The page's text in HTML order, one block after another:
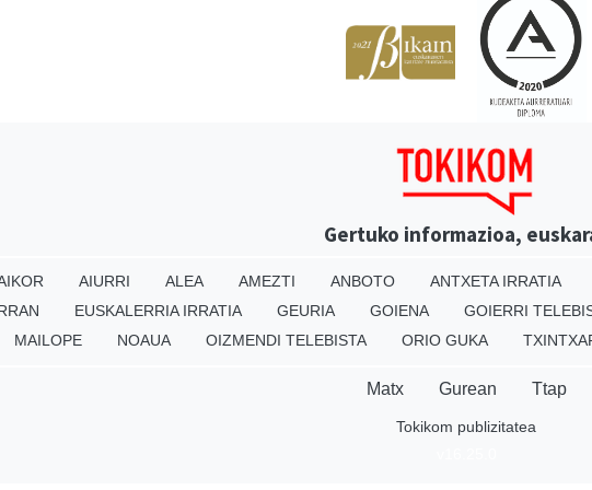
Gertuko informazioa,
AIURRI ALEA AMEZTI ANBOTO ANTXETA IRRATIA
EUSKALERRIA IRRATIA GEURIA GOIENA GOIERRI
MAILOPE NOAUA OIZMENDI TELEBISTA ORIO GUKA
Matx Gurean Ttap
Tokikom publizitatea